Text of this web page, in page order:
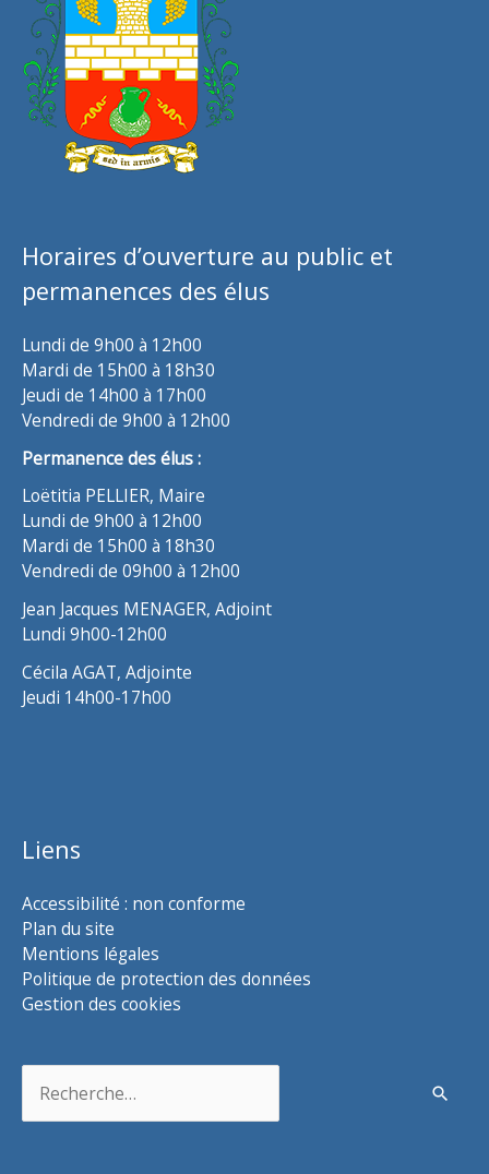
Horaires d’ouverture au public et
permanences des élus
Lundi de 9h00 à 12h00
Mardi de 15h00 à 18h30
Jeudi de 14h00 à 17h00
Vendredi de 9h00 à 12h00
Permanence des élus :
Loëtitia PELLIER, Maire
Lundi de 9h00 à 12h00
Mardi de 15h00 à 18h30
Vendredi de 09h00 à 12h00
Jean Jacques MENAGER, Adjoint
Lundi 9h00-12h00
Cécila AGAT, Adjointe
Jeudi 14h00-17h00
Liens
Accessibilité : non conforme
Plan du site
Mentions légales
Politique de protection des données
Gestion des cookies